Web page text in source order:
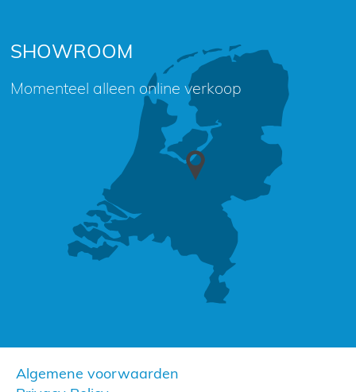
SHOWROOM
Momenteel alleen online verkoop
Algemene voorwaarden